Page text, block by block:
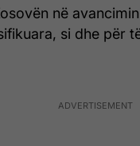
në
si dhe për